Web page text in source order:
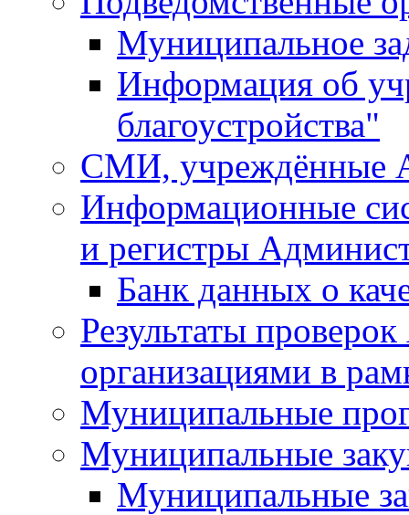
Муниципальное
Информация об
благоустройства"
СМИ, учреждённые
Информационные
и регистры
Банк данных о
Результаты
организациями в
Муниципальные
Муниципальные
Муниципальные